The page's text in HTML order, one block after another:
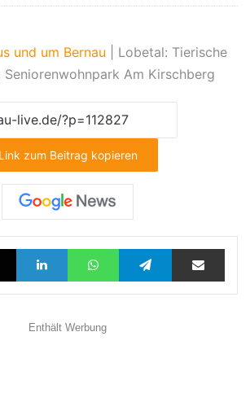
und um Bernau
Lobetal: Tierische
Seniorenwohnpark Am Kirschberg
Link zum Beitrag kopieren
X LinkedInWhatsAppTelegramTeilen via E-Mail
Enthält Werbung